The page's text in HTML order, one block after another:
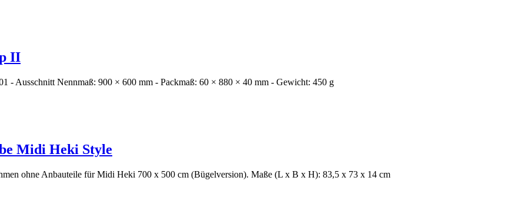
II
- Ausschnitt Nennmaß: 900 × 600 mm - Packmaß: 60 × 880 × 40 mm - Gewicht: 450 g
Midi Heki Style
ohne Anbauteile für Midi Heki 700 x 500 cm (Bügelversion). Maße (L x B x H): 83,5 x 73 x 14 cm